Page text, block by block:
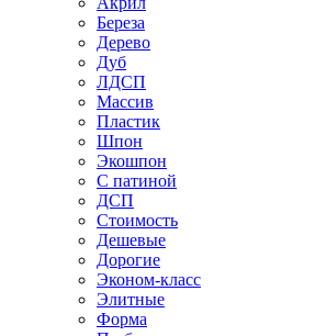
Береза
Дерево
Дуб
ЛДСП
Массив
Пластик
Шпон
Экошпон
С патиной
ДСП
Стоимость
Дешевые
Дорогие
Эконом-класс
Элитные
Форма